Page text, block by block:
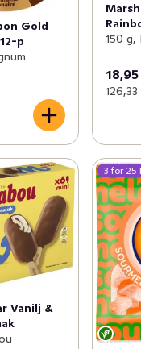
Gold
p
150 g,
Vanilj &
3 för 25